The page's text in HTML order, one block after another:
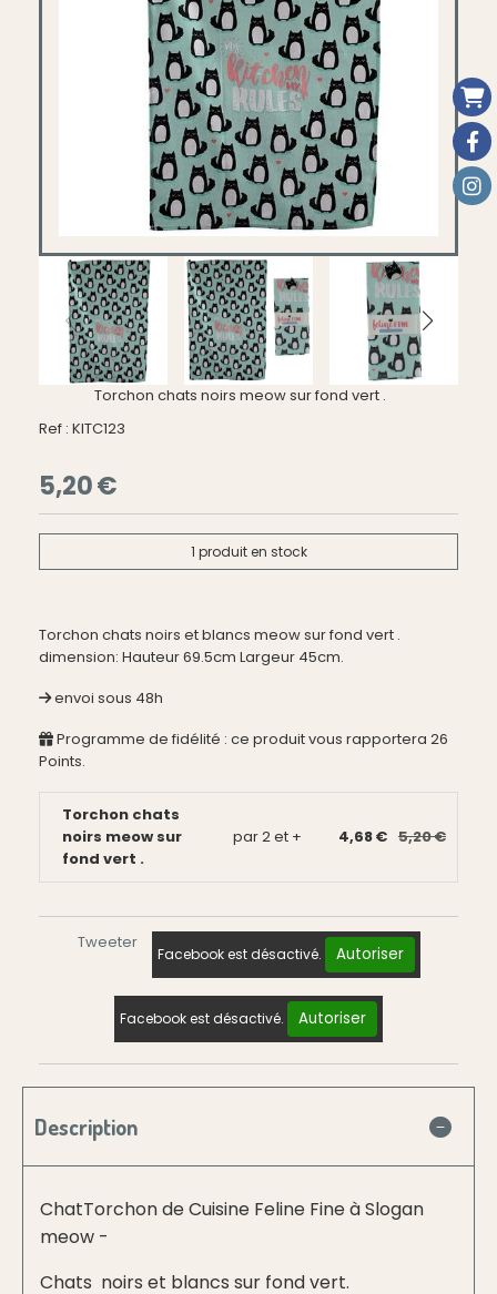
Torchon chats noirs meow sur fond vert .
Ref : KITC123
5,20€
1 produit en stock
Torchon chats noirs et blancs meow sur fond vert .
dimension: Hauteur 69.5cm Largeur 45cm.
envoi sous 48h
Programme de fidélité : ce produit vous rapportera 26
Points.
Torchon chats
noirs meow sur
fond vert .
par 2 et + 4,68 € 5,20 €
Tweeter
Facebook est désactivé. Autoriser
Facebook est désactivé. Autoriser
Description
ChatTorchon de Cuisine Feline Fine à Slogan
meow -
Chats noirs et blancs sur fond vert.